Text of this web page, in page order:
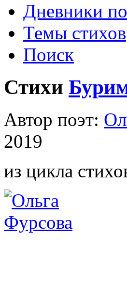
Дневники
Темы стихов
Поиск
Стихи
Автор поэт:
2019
из цикла